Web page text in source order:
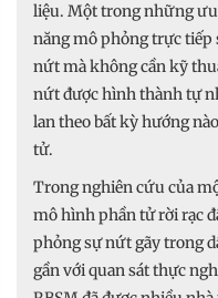
liệu. Một trong những ưu
năng mô phỏng trực
nứt mà không cần kỹ
nứt được hình thành tự
lan theo bất kỳ hướng
tử.
Trong nghiên cứu của
mô hình phần tử rời rạc
phỏng sự nứt gãy trong
gần với quan sát thực